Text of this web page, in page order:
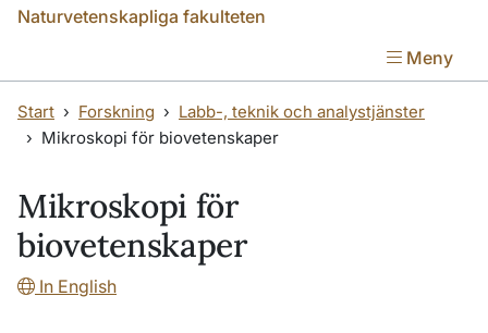
Naturvetenskapliga fakulteten
Meny
Start Forskning
Labb-, teknik och analystjänster
Mikroskopi för biovetenskaper
Mikroskopi för
biovetenskaper
In English